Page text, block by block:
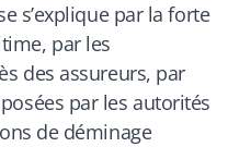
s’explique par la forte
par les
des assureurs, par
par les autorités
de déminage